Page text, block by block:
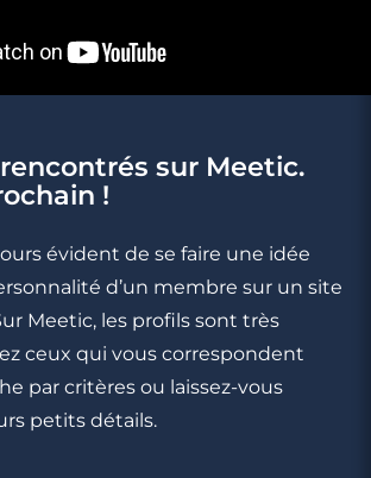
sur Meetic.
!
évident de se faire une idée
d’un membre sur un site
Meetic, les profils sont très
ceux qui vous correspondent
par critères ou laissez-vous
petits détails.